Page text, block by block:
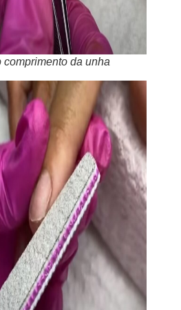
comprimento da unha